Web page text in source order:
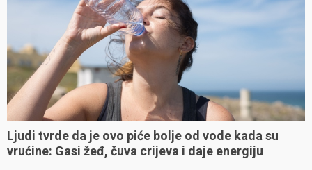
Ljudi tvrde da je ovo piće bolje od vode kada su
vrućine: Gasi žeđ, čuva crijeva i daje energiju